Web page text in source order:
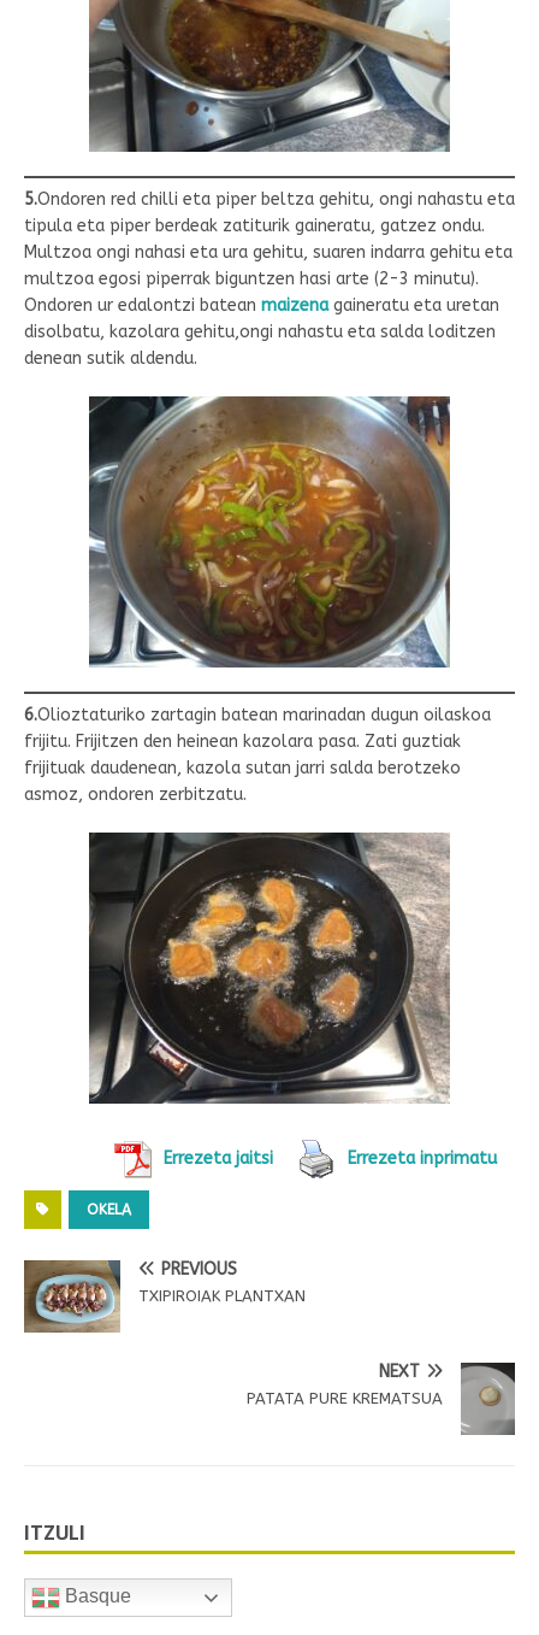
5.Ondoren red chilli eta piper beltza gehitu, ongi nahastu eta
tipula eta piper berdeak zatiturik gaineratu, gatzez ondu.
Multzoa ongi nahasi eta ura gehitu, suaren indarra gehitu eta
multzoa egosi piperrak biguntzen hasi arte (2-3 minutu).
Ondoren ur edalontzi batean maizenagaineratu eta uretan
disolbatu, kazolara gehitu,ongi nahastu eta salda loditzen
denean sutik aldendu.
6.Olioztaturiko zartagin batean marinadan dugun oilaskoa
frijitu. Frijitzen den heinean kazolara pasa. Zati guztiak
frijituak daudenean, kazola sutan jarri salda berotzeko
asmoz, ondoren zerbitzatu.
Errezeta jaitsi Errezeta inprimatu
OKELA
PREVIOUS
TXIPIROIAK PLANTXAN
NEXT
PATATA PURE KREMATSUA
ITZULI
Basque